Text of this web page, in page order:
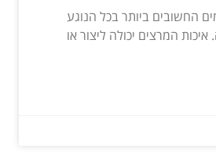
החשובים ביותר בכל הנוגע
המרצים יכולה ליצור או